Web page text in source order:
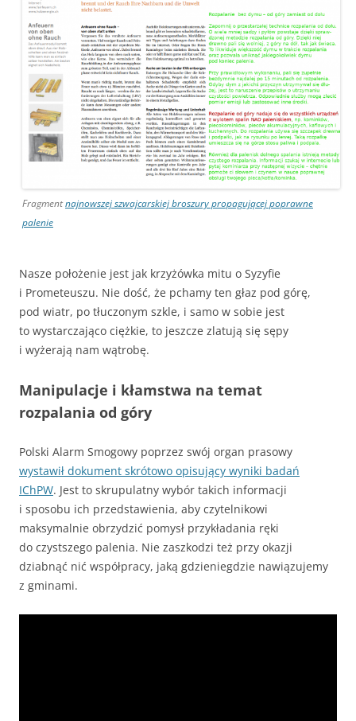
Fragmentnajnowszej szwajcarskiej broszury propagującej poprawne
palenie
Nasze położenie jest jak krzyżówka mitu o Syzyfie
i Prometeuszu. Nie dość, że pchamy ten głaz pod górę,
pod wiatr, po tłuczonym szkle, i samo w sobie jest
to wystarczająco ciężkie, to jeszcze zlatują się sępy
i wyżerają nam wątrobę.
Manipulacje i kłamstwa na temat
rozpalania od góry
Polski Alarm Smogowy poprzez swój organ prasowy
wystawił dokument skrótowo opisujący wyniki badań
IChPW. Jest to skrupulatny wybór takich informacji
i sposobu ich przedstawienia, aby czytelnikowi
maksymalnie obrzydzić pomysł przykładania ręki
do czystszego palenia. Nie zaszkodzi też przy okazji
dziabnąć nić współpracy, jaką gdzieniegdzie nawiązujemy
z gminami.